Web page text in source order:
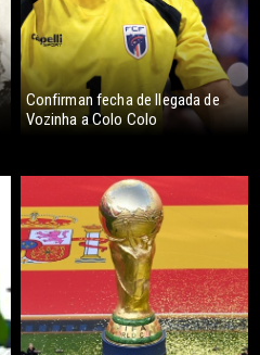
Confirman fecha de llegada de
Vozinha a Colo Colo